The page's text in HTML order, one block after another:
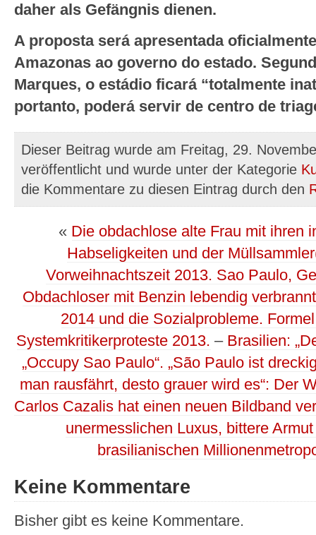
daher als Gefängnis dienen.
A proposta será apresentada
Amazonas ao governo do estado.
Marques, o estádio ficará “totalmente
portanto, poderá servir de centro de
Dieser Beitrag wurde am Freitag, 29.
veröffentlicht und wurde unter der Kategorie
die Kommentare zu diesen Eintrag durch den
« Die obdachlose alte Frau mit ihren
Habseligkeiten und der
Vorweihnachtszeit 2013. Sao Paulo,
Obdachloser mit Benzin lebendig
2014 und die Sozialprobleme.
Systemkritikerproteste 2013. – Brasilien:
„Occupy Sao Paulo“. „São Paulo ist
man rausfährt, desto grauer wird es“: Der
Carlos Cazalis hat einen neuen Bildband
unermesslichen Luxus, bittere
brasilianischen
Keine Kommentare
Bisher gibt es keine Kommentare.